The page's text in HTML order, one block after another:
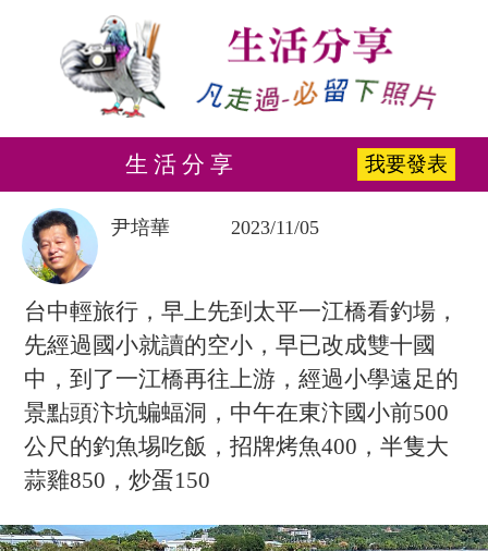
生 活 分 享 我要發表
尹培華 2023/11/05
台中輕旅行，早上先到太平一江橋看釣場，
先經過國小就讀的空小，早已改成雙十國
中，到了一江橋再往上游，經過小學遠足的
景點頭汴坑蝙蝠洞，中午在東汴國小前500
公尺的釣魚埸吃飯，招牌烤魚400，半隻大
蒜雞850，炒蛋150